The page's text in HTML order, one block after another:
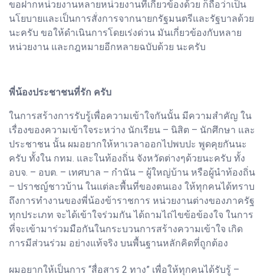
ขอฝากหน่วยงานหลายหน่วยงานที่เกี่ยวข้องด้วย ก็ถือว่าเป็น
นโยบายและเป็นการสั่งการจากนายกรัฐมนตรีและรัฐบาลด้วย
นะครับ ขอให้ดำเนินการโดยเร่งด่วน มันเกี่ยวข้องกับหลาย
หน่วยงาน และกฎหมายอีกหลายฉบับด้วย นะครับ
พี่น้องประชาชนที่รัก ครับ
ในการสร้างการรับรู้เพื่อความเข้าใจกันนั้น มีความสำคัญ ใน
เรื่องของความเข้าใจระหว่าง นักเรียน – นิสิต – นักศึกษา และ
ประชาชน นั้น ผมอยากให้หาเวลาออกไปพบปะ พูดคุยกันนะ
ครับ ทั้งใน กทม. และในท้องถิ่น จังหวัดต่างๆด้วยนะครับ ทั้ง
อบจ. – อบต. – เทศบาล – กำนัน – ผู้ใหญ่บ้าน หรือผู้นำท้องถิ่น
– ปราชญ์ชาวบ้าน ในแต่ละพื้นที่ของตนเอง ให้ทุกคนได้ทราบ
ถึงการทำงานของพี่น้องข้าราชการ หน่วยงานต่างของภาครัฐ
ทุกประเภท จะได้เข้าใจร่วมกัน ได้ถามไถ่ไขข้อข้องใจ ในการ
ที่จะเข้ามาร่วมมือกันในกระบวนการสร้างความเข้าใจ เกิด
การมีส่วนร่วม อย่างแท้จริง บนพื้นฐานหลักคิดที่ถูกต้อง
ผมอยากให้เป็นการ “สื่อสาร 2 ทาง” เพื่อให้ทุกคนได้รับรู้ –